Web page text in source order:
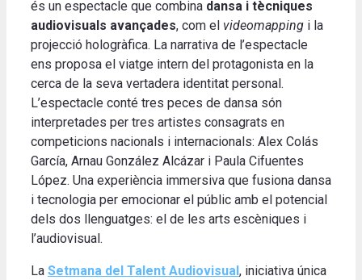
és un espectacle que combina dansa i tècniques
audiovisuals avançades, com el videomapping i la
projecció hologràfica. La narrativa de l’espectacle
ens proposa el viatge intern del protagonista en la
cerca de la seva vertadera identitat personal.
L’espectacle conté tres peces de dansa són
interpretades per tres artistes consagrats en
competicions nacionals i internacionals: Alex Colás
García, Arnau González Alcázar i Paula Cifuentes
López. Una experiència immersiva que fusiona dansa
i tecnologia per emocionar el públic amb el potencial
dels dos llenguatges: el de les arts escèniques i
l’audiovisual.
La Setmana del Talent Audiovisual , iniciativa única